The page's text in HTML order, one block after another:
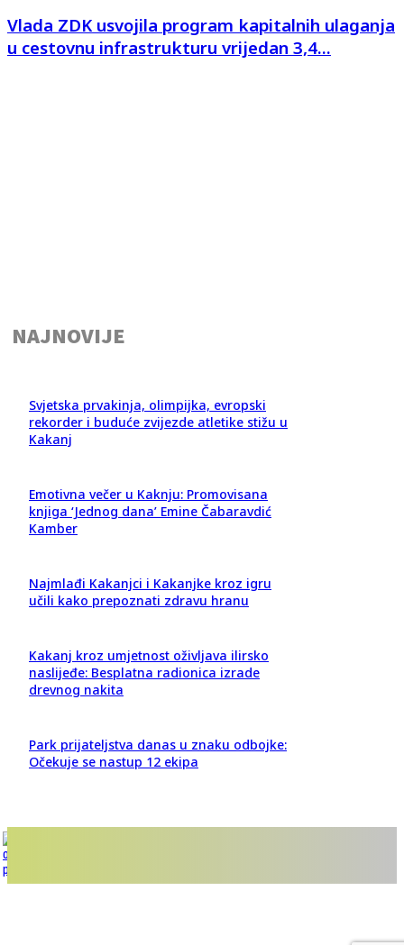
Vlada ZDK usvojila program kapitalnih ulaganja
u cestovnu infrastrukturu vrijedan 3,4...
NAJNOVIJE
Svjetska prvakinja, olimpijka, evropski
rekorder i buduće zvijezde atletike stižu u
Kakanj
Emotivna večer u Kaknju: Promovisana
knjiga ‘Jednog dana’ Emine Čabaravdić
Kamber
Najmlađi Kakanjci i Kakanjke kroz igru
učili kako prepoznati zdravu hranu
Kakanj kroz umjetnost oživljava ilirsko
naslijeđe: Besplatna radionica izrade
drevnog nakita
Park prijateljstva danas u znaku odbojke:
Očekuje se nastup 12 ekipa